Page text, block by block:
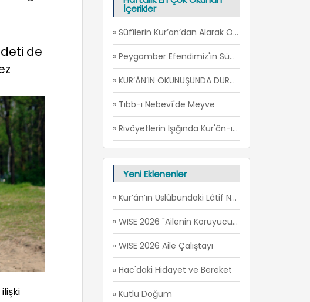
de
İçerikler
» Sûfîlerin Kur’an’dan Alarak Oluşturdukları Literatüre İki Örnek: İ’TİSÂM ve FİRÂR -1
» Peygamber Efendimiz'in Sünnetine Göre Ticaret Esasları -1
» KUR’ÂN’IN OKUNUŞUNDA DURAKLAR
» Tıbb-ı Nebevî'de Meyve
» Rivâyetlerin Işığında Kur'ân-ı Kerîm'in Cem' edilmesi
Yeni Eklenenler
» Kur’ân’ın Üslûbundaki Lâtif Nükteler
» WISE 2026 "Ailenin Koruyucu Rolü" Çalıştayı Sonuç Raporu
» WISE 2026 Aile Çalıştayı
» Hac'daki Hidayet ve Bereket
» Kutlu Doğum